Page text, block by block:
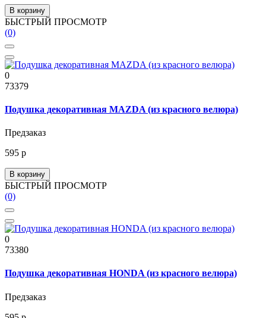
В корзину
БЫСТРЫЙ ПРОСМОТР
(0)
0
73379
Подушка декоративная MAZDA (из красного велюра)
Предзаказ
595 р
В корзину
БЫСТРЫЙ ПРОСМОТР
(0)
0
73380
Подушка декоративная HONDA (из красного велюра)
Предзаказ